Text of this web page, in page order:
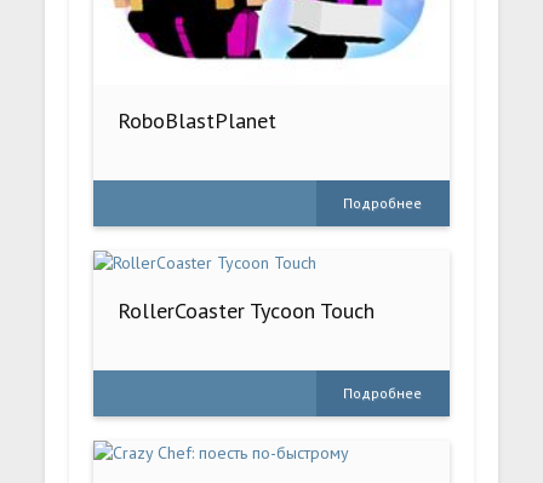
RoboBlastPlanet
Подробнее
RollerCoaster Tycoon Touch
Подробнее